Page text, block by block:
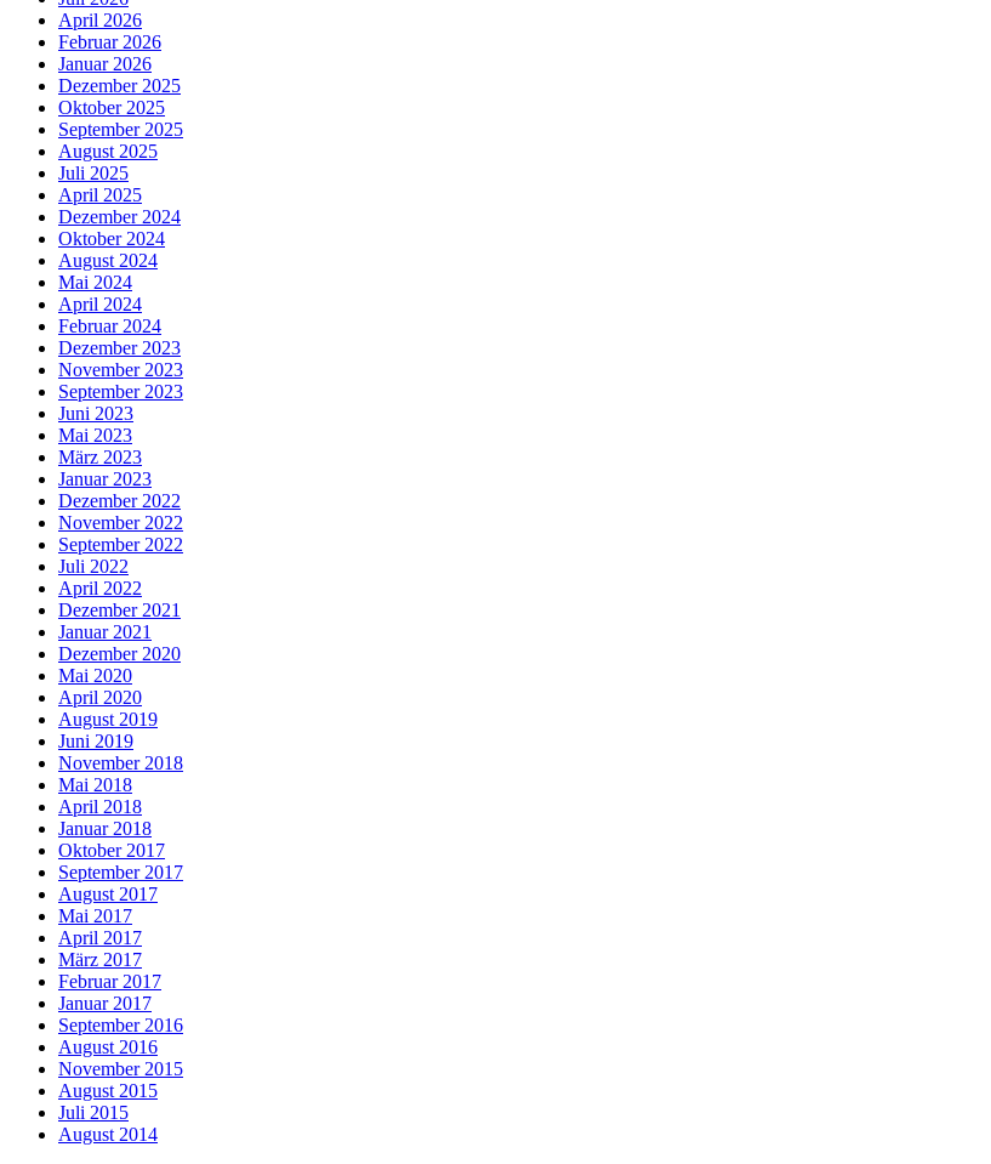
April 2026
Februar 2026
Januar 2026
Dezember 2025
Oktober 2025
September 2025
August 2025
Juli 2025
April 2025
Dezember 2024
Oktober 2024
August 2024
Mai 2024
April 2024
Februar 2024
Dezember 2023
November 2023
September 2023
Juni 2023
Mai 2023
März 2023
Januar 2023
Dezember 2022
November 2022
September 2022
Juli 2022
April 2022
Dezember 2021
Januar 2021
Dezember 2020
Mai 2020
April 2020
August 2019
Juni 2019
November 2018
Mai 2018
April 2018
Januar 2018
Oktober 2017
September 2017
August 2017
Mai 2017
April 2017
März 2017
Februar 2017
Januar 2017
September 2016
August 2016
November 2015
August 2015
Juli 2015
August 2014